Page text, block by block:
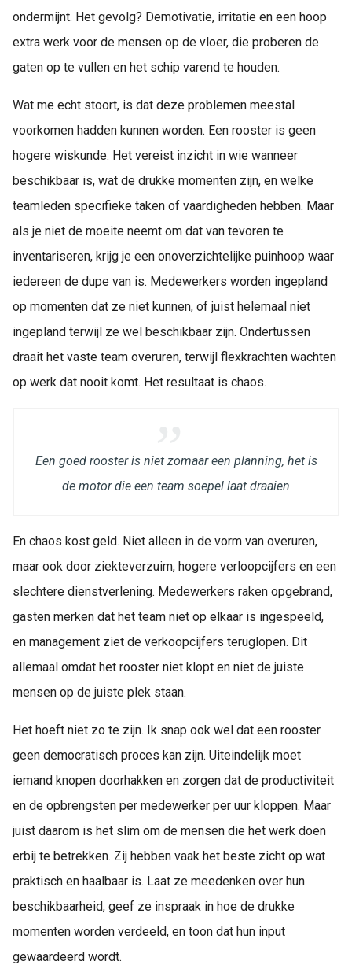
ondermijnt. Het gevolg? Demotivatie, irritatie en een hoop
extra werk voor de mensen op de vloer, die proberen de
gaten op te vullen en het schip varend te houden.
Wat me echt stoort, is dat deze problemen meestal
voorkomen hadden kunnen worden. Een rooster is geen
hogere wiskunde. Het vereist inzicht in wie wanneer
beschikbaar is, wat de drukke momenten zijn, en welke
teamleden specifieke taken of vaardigheden hebben. Maar
als je niet de moeite neemt om dat van tevoren te
inventariseren, krijg je een onoverzichtelijke puinhoop waar
iedereen de dupe van is. Medewerkers worden ingepland
op momenten dat ze niet kunnen, of juist helemaal niet
ingepland terwijl ze wel beschikbaar zijn. Ondertussen
draait het vaste team overuren, terwijl flexkrachten wachten
op werk dat nooit komt. Het resultaat is chaos.
Een goed rooster is niet zomaar een planning, het is
de motor die een team soepel laat draaien
En chaos kost geld. Niet alleen in de vorm van overuren,
maar ook door ziekteverzuim, hogere verloopcijfers en een
slechtere dienstverlening. Medewerkers raken opgebrand,
gasten merken dat het team niet op elkaar is ingespeeld,
en management ziet de verkoopcijfers teruglopen. Dit
allemaal omdat het rooster niet klopt en niet de juiste
mensen op de juiste plek staan.
Het hoeft niet zo te zijn. Ik snap ook wel dat een rooster
geen democratisch proces kan zijn. Uiteindelijk moet
iemand knopen doorhakken en zorgen dat de productiviteit
en de opbrengsten per medewerker per uur kloppen. Maar
juist daarom is het slim om de mensen die het werk doen
erbij te betrekken. Zij hebben vaak het beste zicht op wat
praktisch en haalbaar is. Laat ze meedenken over hun
beschikbaarheid, geef ze inspraak in hoe de drukke
momenten worden verdeeld, en toon dat hun input
gewaardeerd wordt.
van